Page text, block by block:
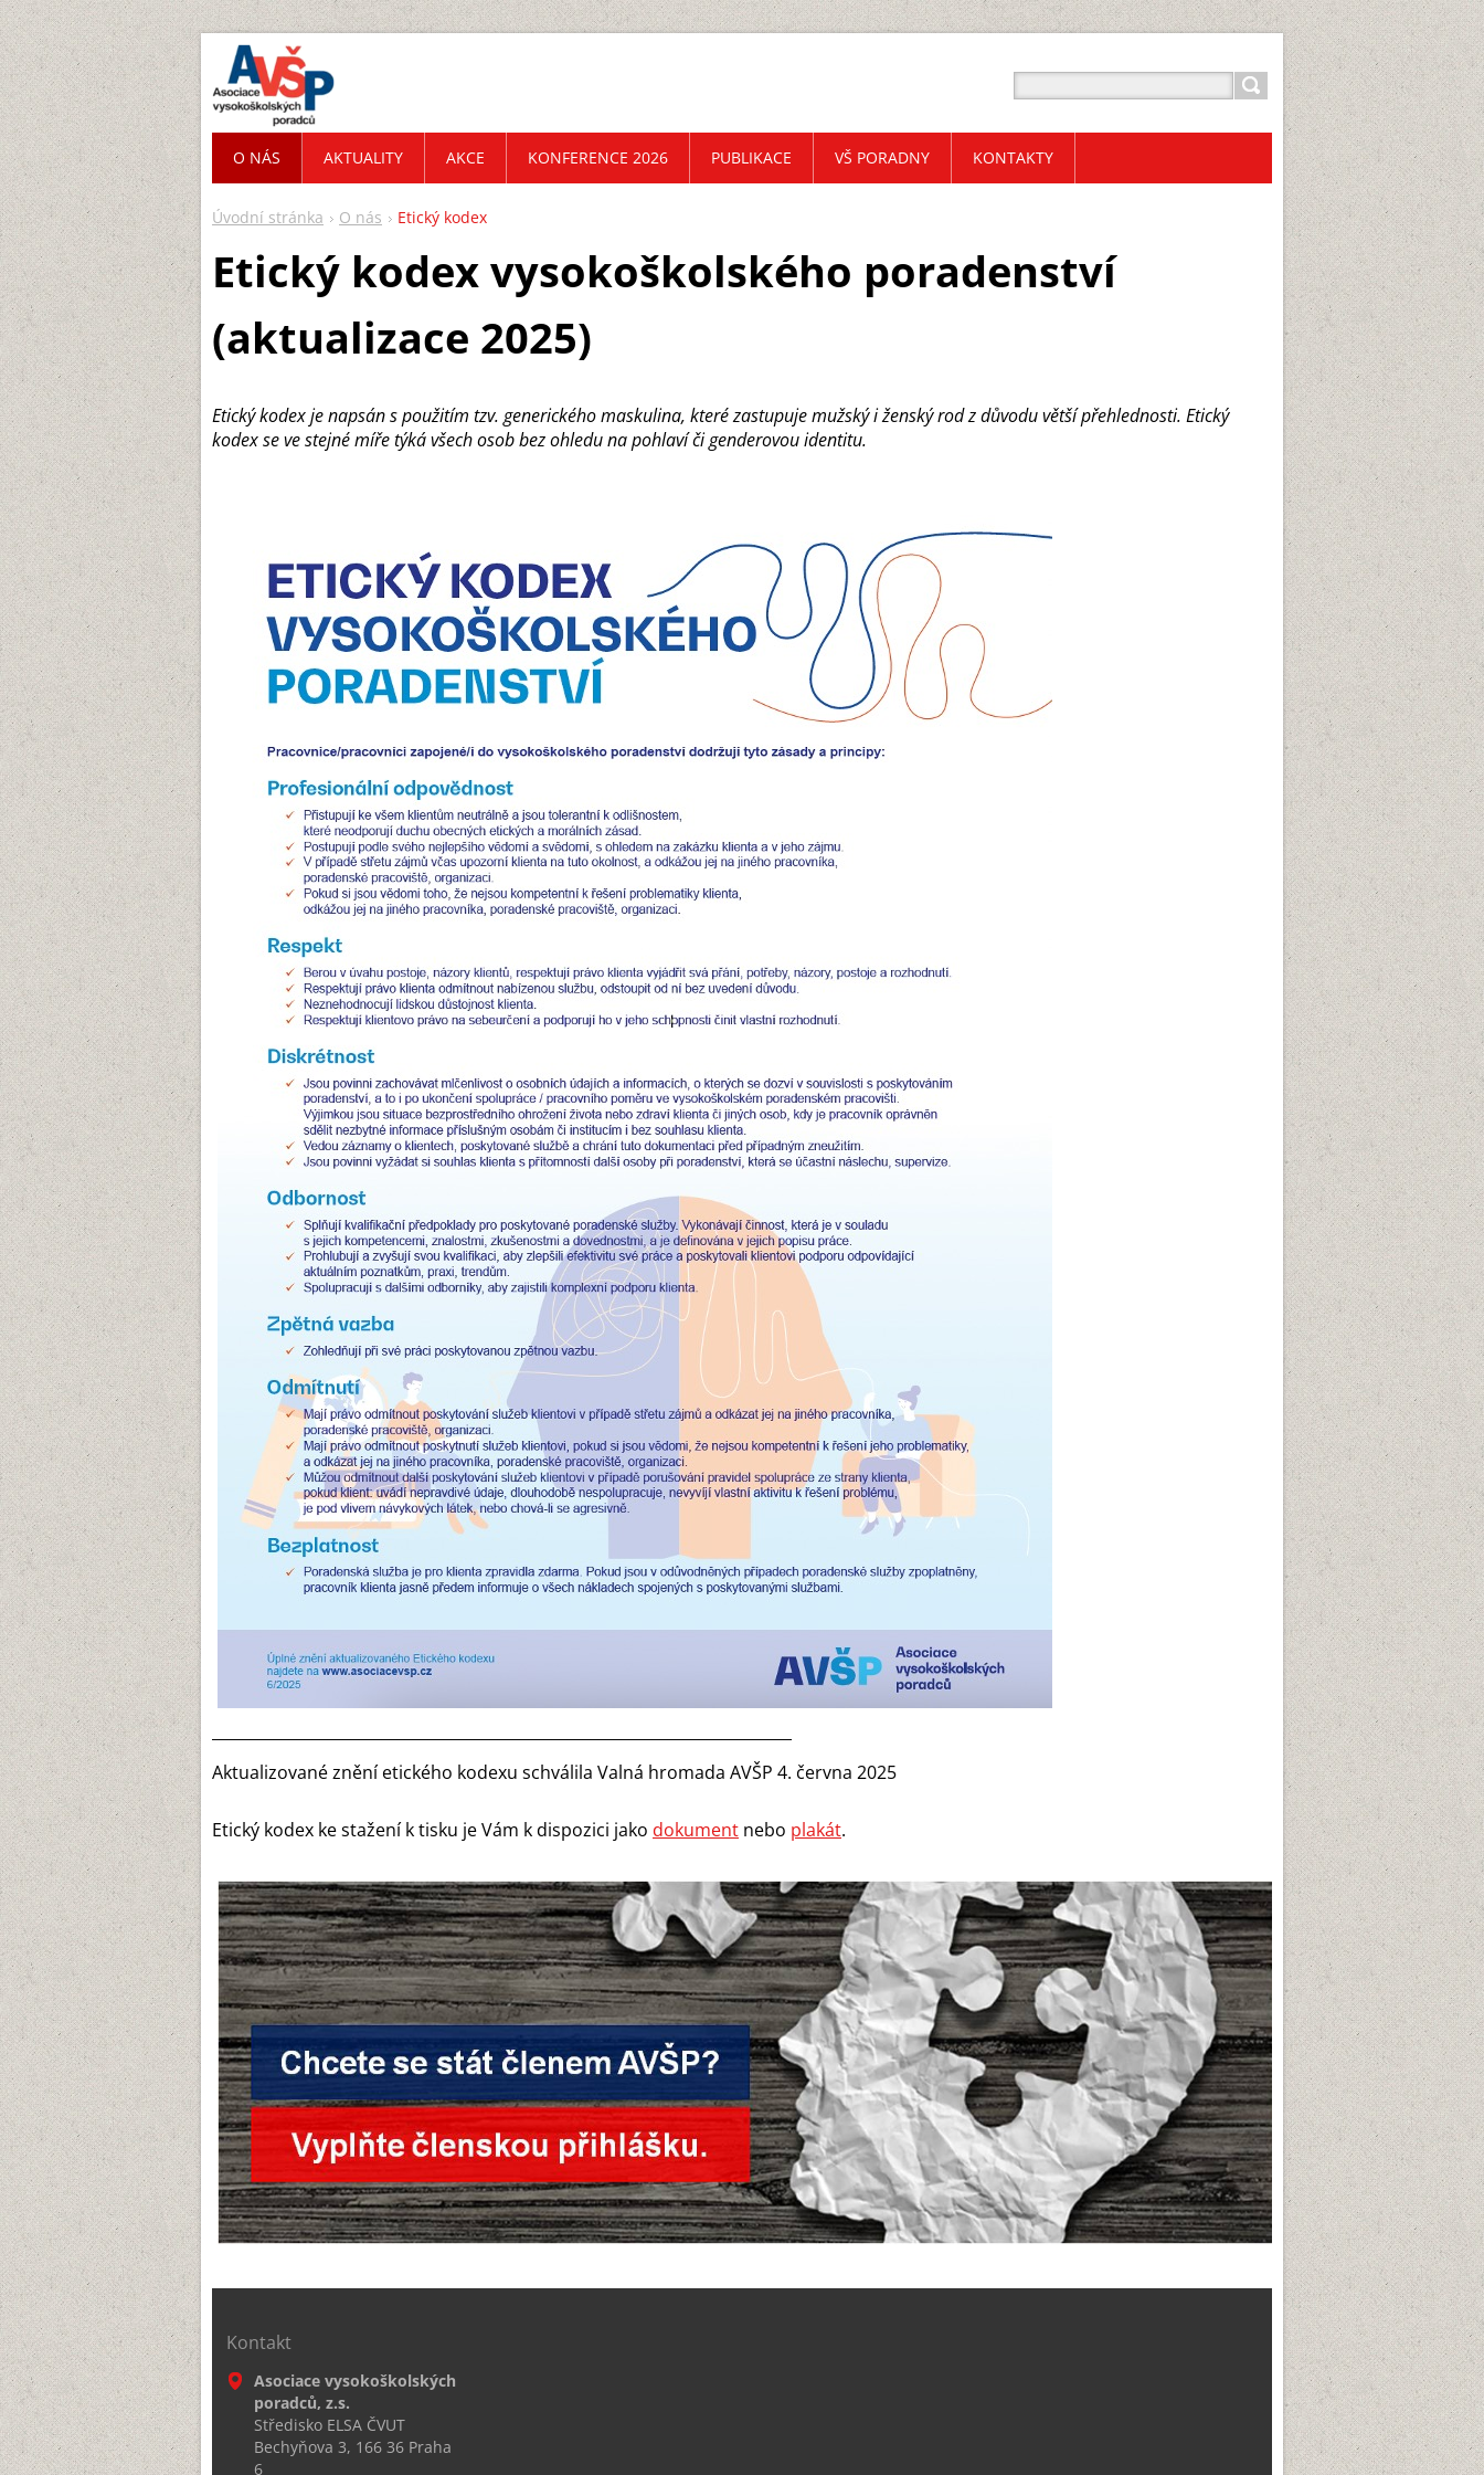
Úvodní stránka O nás Etický kodex
Etický kodex vysokoškolského poradenství
(aktualizace 2025)
Etický kodex je napsán s použitím tzv. generického maskulina, které zastupuje mužský i ženský rod z důvodu větší přehlednosti. Etický
kodex se ve stejné míře týká všech osob bez ohledu na pohlaví či genderovou identitu.
Aktualizované znění etického kodexu schválila Valná hromada AVŠP 4. června 2025
Etický kodex ke stažení k tisku je Vám k dispozici jako dokument nebo plakát.
O NÁS AKTUALITY AKCE KONFERENCE 2026 PUBLIKACE VŠ PORADNY KONTAKTY
Kontakt
Asociace vysokoškolských
poradců, z.s.
Středisko ELSA ČVUT
Bechyňova 3, 166 36 Praha
6